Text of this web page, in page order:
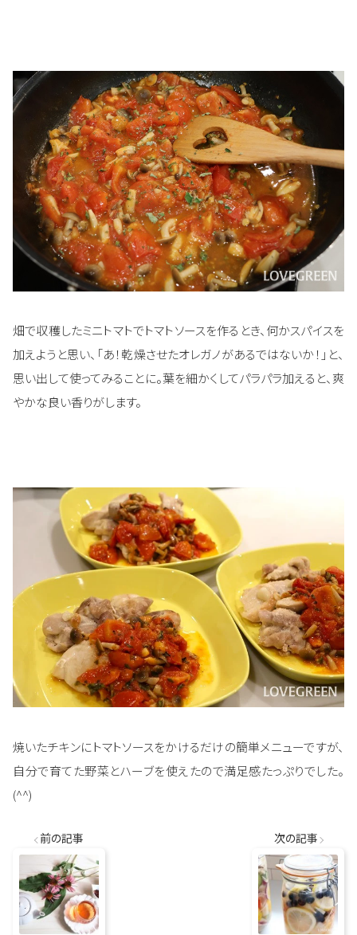
畑で収穫したミニトマトでトマトソースを作るとき、何かスパイスを
加えようと思い、「あ！乾燥させたオレガノがあるではないか！」と、
思い出して使ってみることに。葉を細かくしてパラパラ加えると、爽
やかな良い香りがします。
焼いたチキンにトマトソースをかけるだけの簡単メニューですが、
自分で育てた野菜とハーブを使えたので満足感たっぷりでした。
(^^)
前の記事 次の記事